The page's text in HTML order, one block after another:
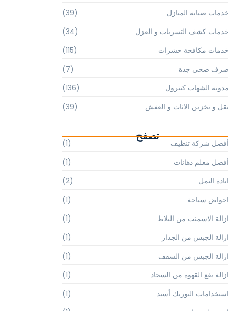
خدمات صيانة المنازل
(39)
خدمات كشف التسربات و العزل
(34)
خدمات مكافحة حشرات
(115)
صرف صحي جدة
(7)
مدونة الشهاب كنترول
(136)
نقل و تخزين الاثاث و العفش
(39)
تصفح
أفضل شركة تنظيف
(1)
أفضل معلم دهانات
(1)
ابادة النمل
(2)
احواض سباحة
(1)
ازالة الاسمنت من البلاط
(1)
ازالة الجبس من الجدار
(1)
ازالة الجبس من السقف
(1)
ازالة بقع القهوه من السجاد
(1)
استخدامات البوريك أسيد
(1)